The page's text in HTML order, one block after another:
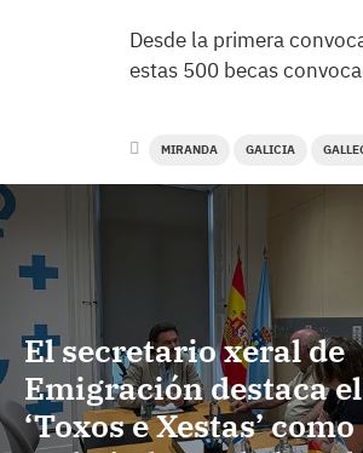
Desde la primera
estas 500 becas
MIRANDA GALICIA
El secretario xeral de
Emigración destaca
‘Toxos e Xestas’ como